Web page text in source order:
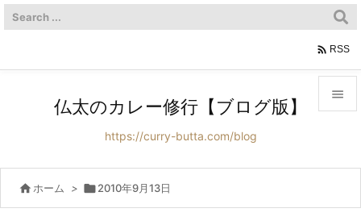



 RSS
仏太のカレー修行【ブログ版】
https://curry-butta.com/blog
 ホーム > 2010年9月13日